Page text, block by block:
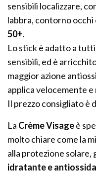
sensibili localizzare,
labbra, contorno occhi
50+.
Lo stick è adatto a
sensibili, ed è
maggior azione
applica velocemente e
Il prezzo consigliato è
La Crème Visageè
molto chiare come la
alla protezione solare,
idratante e